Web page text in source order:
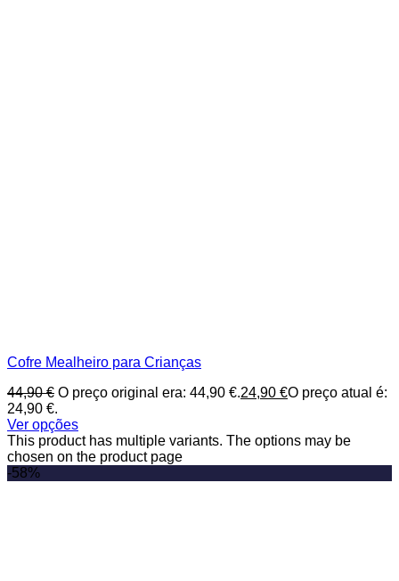
Cofre Mealheiro para Crianças
44,90€ O preço original era: 44,90 €.24,90 €O preço atual é:
24,90 €.
Ver opções
This product has multiple variants. The options may be
chosen on the product page
-58%